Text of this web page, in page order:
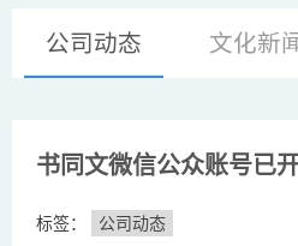
公司动态 文化新
书同文微信公众账号已
标签： 公司动态